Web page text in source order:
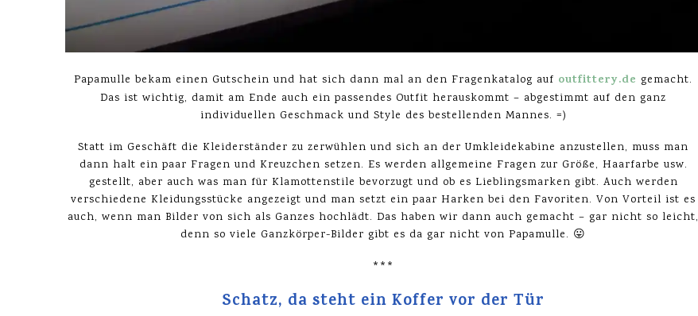
Papamulle bekam einen Gutschein und hat sich dann mal an den Fragenkatalog auf outfittery.de gemacht.
Das ist wichtig, damit am Ende auch ein passendes Outfit herauskommt – abgestimmt auf den ganz
individuellen Geschmack und Style des bestellenden Mannes. =)
Statt im Geschäft die Kleiderständer zu zerwühlen und sich an der Umkleidekabine anzustellen, muss man
dann halt ein paar Fragen und Kreuzchen setzen. Es werden allgemeine Fragen zur Größe, Haarfarbe usw.
gestellt, aber auch was man für Klamottenstile bevorzugt und ob es Lieblingsmarken gibt. Auch werden
verschiedene Kleidungsstücke angezeigt und man setzt ein paar Harken bei den Favoriten. Von Vorteil ist es
auch, wenn man Bilder von sich als Ganzes hochlädt. Das haben wir dann auch gemacht – gar nicht so leicht,
denn so viele Ganzkörper-Bilder gibt es da gar nicht von Papamulle. 😛
***
Schatz, da steht ein Koffer vor der Tür